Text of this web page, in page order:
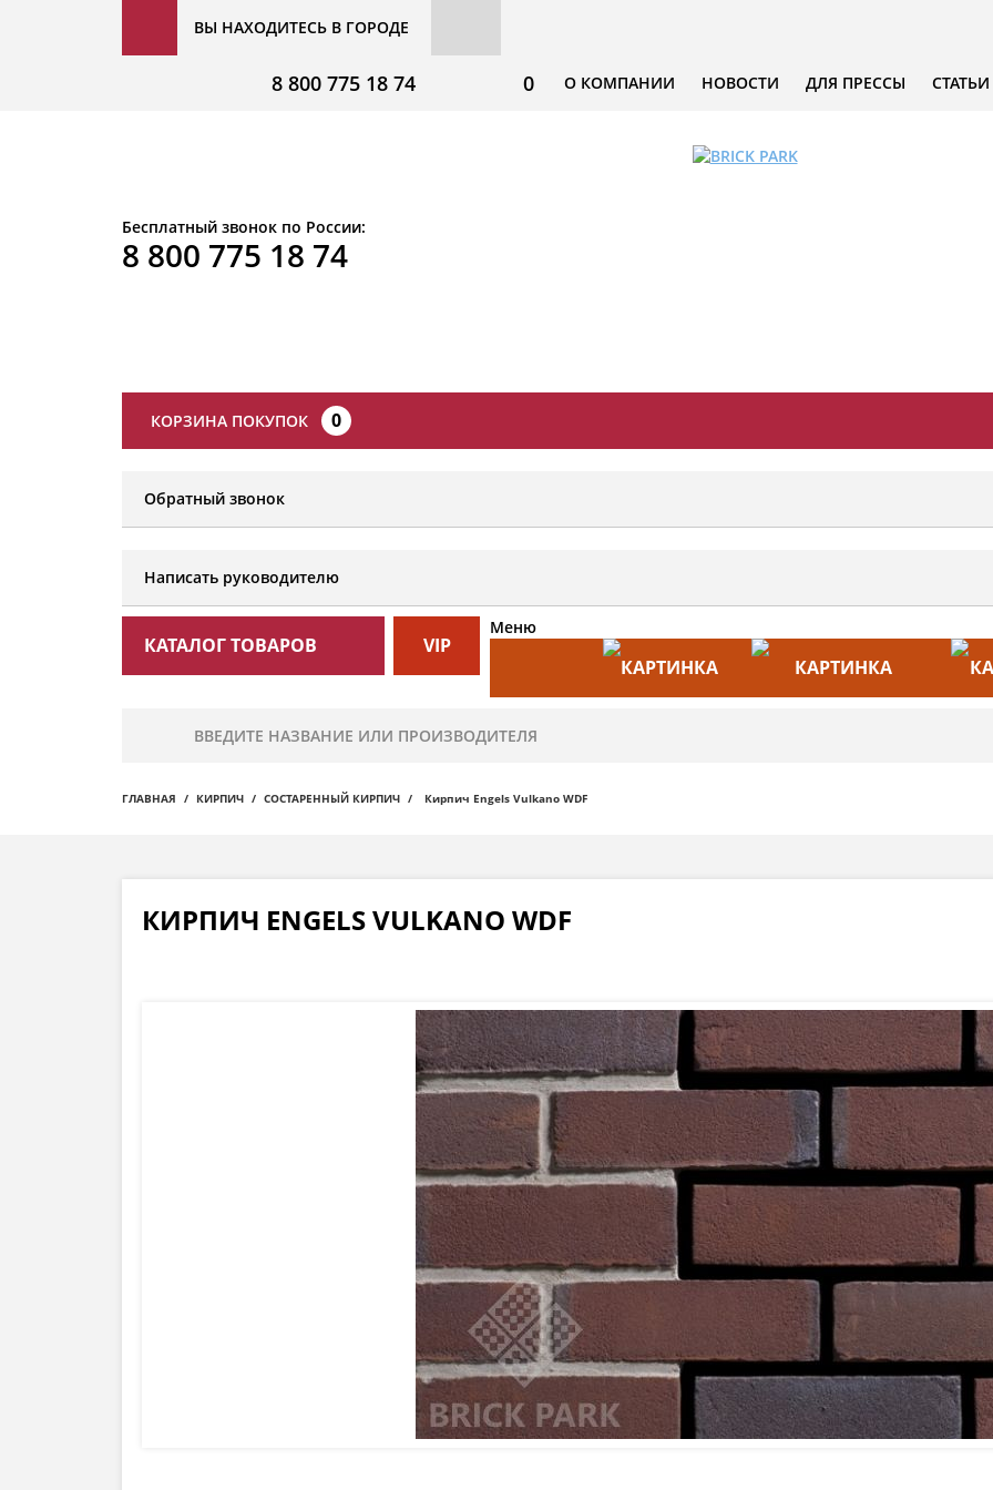
ВЫ НАХОДИТЕСЬ В ГОРОДЕ
О КОМПАНИИ НОВОСТИ ДЛЯ ПРЕССЫ СТАТЬИ
0
8 800 775 18 74
Бесплатный звонок по России:
8 800 775 18 74
КОРЗИНА ПОКУПОК 0
Обратный звонок
Написать руководителю
КАТАЛОГ ТОВАРОВ VIP
Меню
ГЛАВНАЯ КИРПИЧ СОСТАРЕННЫЙ КИРПИЧ Кирпич Engels Vulkano WDF
КИРПИЧ ENGELS VULKANO WDF